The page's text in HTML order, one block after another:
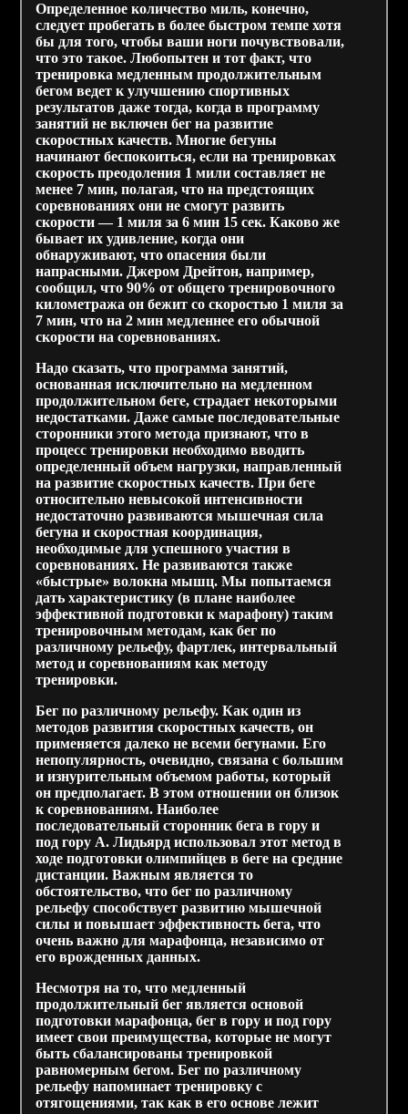
Определенное количество миль, конечно,
следует пробегать в более быстром темпе хотя
бы для того, чтобы ваши ноги почувствовали,
что это такое. Любопытен и тот факт, что
тренировка медленным продолжительным
бегом ведет к улучшению спортивных
результатов даже тогда, когда в программу
занятий не включен бег на развитие
скоростных качеств. Многие бегуны
начинают беспокоиться, если на тренировках
скорость преодоления 1 мили составляет не
менее 7 мин, полагая, что на предстоящих
соревнованиях они не смогут развить
скорости — 1 миля за 6 мин 15 сек. Каково же
бывает их удивление, когда они
обнаруживают, что опасения были
напрасными. Джером Дрейтон, например,
сообщил, что 90% от общего тренировочного
километража он бежит со скоростью 1 миля за
7 мин, что на 2 мин медленнее его обычной
скорости на соревнованиях.
Надо сказать, что программа занятий,
основанная исключительно на медленном
продолжительном беге, страдает некоторыми
недостатками. Даже самые последовательные
сторонники этого метода признают, что в
процесс тренировки необходимо вводить
определенный объем нагрузки, направленный
на развитие скоростных качеств. При беге
относительно невысокой интенсивности
недостаточно развиваются мышечная сила
бегуна и скоростная координация,
необходимые для успешного участия в
соревнованиях. Не развиваются также
«быстрые» волокна мышц. Мы попытаемся
дать характеристику (в плане наиболее
эффективной подготовки к марафону) таким
тренировочным методам, как бег по
различному рельефу, фартлек, интервальный
метод и соревнованиям как методу
тренировки.
Бег по различному рельефу. Как один из
методов развития скоростных качеств, он
применяется далеко не всеми бегунами. Его
непопулярность, очевидно, связана с большим
и изнурительным объемом работы, который
он предполагает. В этом отношении он близок
к соревнованиям. Наиболее
последовательный сторонник бега в гору и
под гору А. Лидьярд использовал этот метод в
ходе подготовки олимпийцев в беге на средние
дистанции. Важным является то
обстоятельство, что бег по различному
рельефу способствует развитию мышечной
силы и повышает эффективность бега, что
очень важно для марафонца, независимо от
его врожденных данных.
Несмотря на то, что медленный
продолжительный бег является основой
подготовки марафонца, бег в гору и под гору
имеет свои преимущества, которые не могут
быть сбалансированы тренировкой
равномерным бегом. Бег по различному
рельефу напоминает тренировку с
отягощениями, так как в его основе лежит